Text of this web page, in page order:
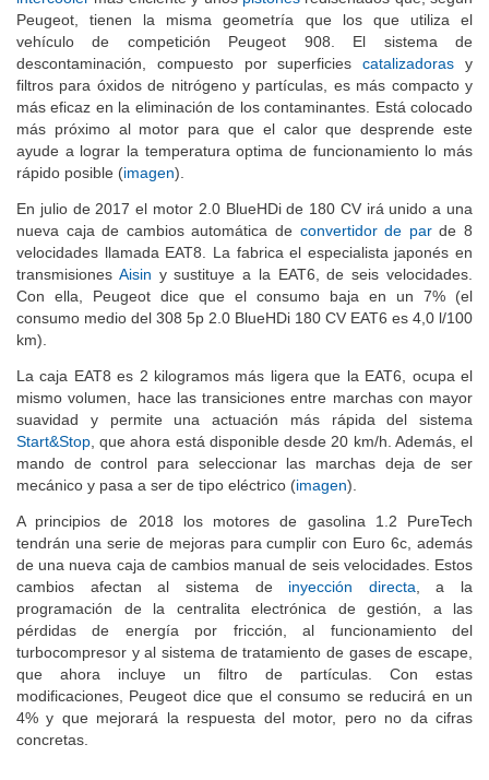
Peugeot, tienen la misma geometría que los que utiliza el
vehículo de competición Peugeot 908. El sistema de
descontaminación, compuesto por superficiescatalizadoras y
filtros para óxidos de nitrógeno y partículas, es más compacto y
más eficaz en la eliminación de los contaminantes. Está colocado
más próximo al motor para que el calor que desprende este
ayude a lograr la temperatura optima de funcionamiento lo más
rápido posible (imagen).
En julio de 2017 el motor 2.0 BlueHDi de 180 CV irá unido a una
nueva caja de cambios automática de convertidor de parde 8
velocidades llamada EAT8. La fabrica el especialista japonés en
transmisiones Aisin y sustituye a la EAT6, de seis velocidades.
Con ella, Peugeot dice que el consumo baja en un 7% (el
consumo medio del 308 5p 2.0 BlueHDi 180 CV EAT6 es 4,0 l/100
km).
La caja EAT8 es 2 kilogramos más ligera que la EAT6, ocupa el
mismo volumen, hace las transiciones entre marchas con mayor
suavidad y permite una actuación más rápida del sistema
Start&Stop , que ahora está disponible desde 20 km/h. Además, el
mando de control para seleccionar las marchas deja de ser
mecánico y pasa a ser de tipo eléctrico (imagen).
A principios de 2018 los motores de gasolina 1.2 PureTech
tendrán una serie de mejoras para cumplir con Euro 6c, además
de una nueva caja de cambios manual de seis velocidades. Estos
cambios afectan al sistema de inyección directa , a la
programación de la centralita electrónica de gestión, a las
pérdidas de energía por fricción, al funcionamiento del
turbocompresor y al sistema de tratamiento de gases de escape,
que ahora incluye un filtro de partículas. Con estas
modificaciones, Peugeot dice que el consumo se reducirá en un
4% y que mejorará la respuesta del motor, pero no da cifras
concretas.